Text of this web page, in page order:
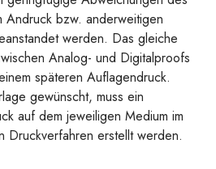
Andruck bzw. anderweitigen
werden. Das gleiche
Analog- und Digitalproofs
späteren Auflagendruck.
gewünscht, muss ein
auf dem jeweiligen Medium im
Druckverfahren erstellt werden.